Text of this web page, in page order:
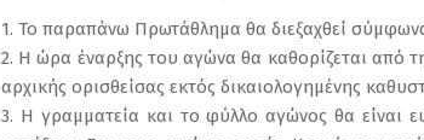
1. Το παραπάνω Πρωτάθλημα θα διεξαχθεί
2. Η ώρα έναρξης του αγώνα θα καθορίζεται από
αρχικής ορισθείσας εκτός δικαιολογημένης
3. Η γραμματεία και το φύλλο αγώνος θα είναι